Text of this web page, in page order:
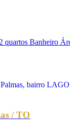
quartos Banheiro
/ TO